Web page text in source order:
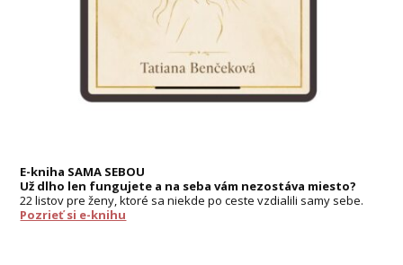
E-kniha SAMA SEBOU
Už dlho len fungujete a na seba vám nezostáva miesto?
22 listov pre ženy, ktoré sa niekde po ceste vzdialili samy sebe.
Pozrieť si e-knihu